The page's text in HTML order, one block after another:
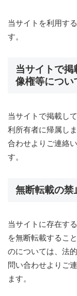
当サイトを利用す
す。
当サイトで
像権等につい
当サイトで掲載し
利所有者に帰属し
合わせよりご連絡
す。
無断転載の禁
当サイトに存在す
を無断転載するこ
のについては、法
問い合わせよりご
ます。